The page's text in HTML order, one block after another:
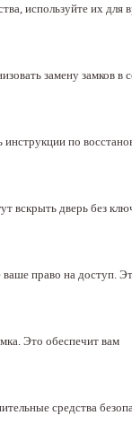
используйте их для
замену замков в
по
вскрыть дверь без
право на доступ.
Это обеспечит вам
средства